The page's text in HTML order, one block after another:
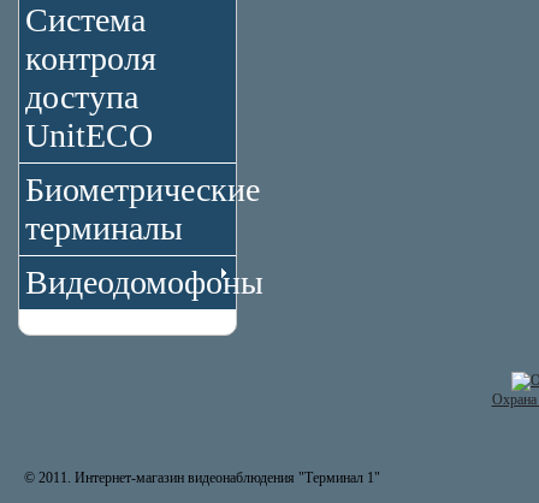
Система
контроля
доступа
UnitECO
Биометрические
терминалы
Видеодомофоны
© 2011. Интернет-магазин видеонаблюдения "Терминал 1"